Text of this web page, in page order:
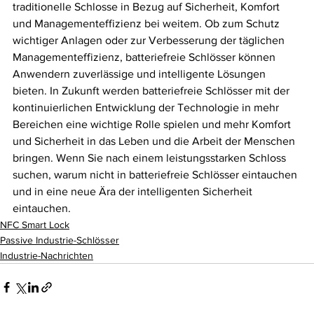
traditionelle Schlosse in Bezug auf Sicherheit, Komfort
und Managementeffizienz bei weitem. Ob zum Schutz
wichtiger Anlagen oder zur Verbesserung der täglichen
Managementeffizienz, batteriefreie Schlösser können
Anwendern zuverlässige und intelligente Lösungen
bieten. In Zukunft werden batteriefreie Schlösser mit der
kontinuierlichen Entwicklung der Technologie in mehr
Bereichen eine wichtige Rolle spielen und mehr Komfort
und Sicherheit in das Leben und die Arbeit der Menschen
bringen. Wenn Sie nach einem leistungsstarken Schloss
suchen, warum nicht in batteriefreie Schlösser eintauchen
und in eine neue Ära der intelligenten Sicherheit
eintauchen.
NFC Smart Lock
Passive Industrie-Schlösser
Industrie-Nachrichten